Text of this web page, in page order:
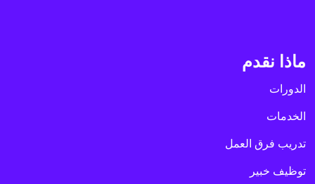
ماذا نقدم
الدورات
الخدمات
تدريب فرق العمل
توظيف خبير